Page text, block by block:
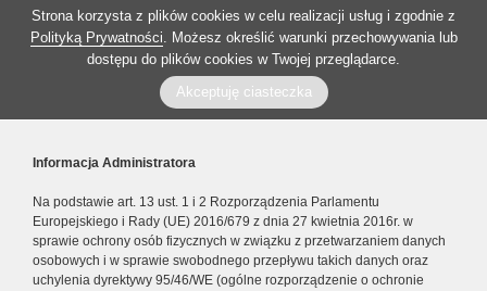
Strona korzysta z plików cookies w celu realizacji usług i zgodnie z
Polityką Prywatności. Możesz określić warunki przechowywania lub
dostępu do plików cookies w Twojej przeglądarce.
Akceptuję ciasteczka
Informacja Administratora
Na podstawie art. 13 ust. 1 i 2 Rozporządzenia Parlamentu
Europejskiego i Rady (UE) 2016/679 z dnia 27 kwietnia 2016r. w
sprawie ochrony osób fizycznych w związku z przetwarzaniem danych
osobowych i w sprawie swobodnego przepływu takich danych oraz
uchylenia dyrektywy 95/46/WE (ogólne rozporządzenie o ochronie